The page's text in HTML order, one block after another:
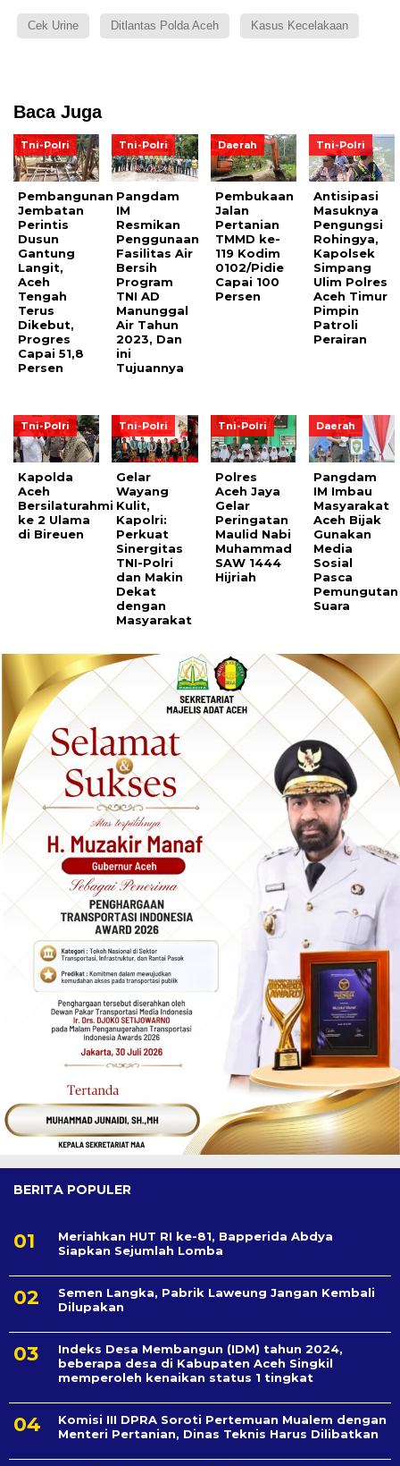
Cek Urine Ditlantas Polda Aceh Kasus Kecelakaan
Baca Juga
Tni-Polri
Pembangunan
Jembatan
Perintis
Dusun
Gantung
Langit,
Aceh
Tengah
Terus
Dikebut,
Progres
Capai 51,8
Persen
Tni-Polri
Pangdam
IM
Resmikan
Penggunaan
Fasilitas Air
Bersih
Program
TNI AD
Manunggal
Air Tahun
2023, Dan
ini
Tujuannya
Daerah
Pembukaan
Jalan
Pertanian
TMMD ke-
119 Kodim
0102/Pidie
Capai 100
Persen
Tni-Polri
Antisipasi
Masuknya
Pengungsi
Rohingya,
Kapolsek
Simpang
Ulim Polres
Aceh Timur
Pimpin
Patroli
Perairan
Tni-Polri
Kapolda
Aceh
Bersilaturahmi
ke 2 Ulama
di Bireuen
Tni-Polri
Gelar
Wayang
Kulit,
Kapolri:
Perkuat
Sinergitas
TNI-Polri
dan Makin
Dekat
dengan
Masyarakat
Tni-Polri
Polres
Aceh Jaya
Gelar
Peringatan
Maulid Nabi
Muhammad
SAW 1444
Hijriah
Daerah
Pangdam
IM Imbau
Masyarakat
Aceh Bijak
Gunakan
Media
Sosial
Pasca
Pemungutan
Suara
BERITA POPULER
Meriahkan HUT RI ke-81, Bapperida Abdya
Siapkan Sejumlah Lomba
Semen Langka, Pabrik Laweung Jangan Kembali
Dilupakan
Indeks Desa Membangun (IDM) tahun 2024,
beberapa desa di Kabupaten Aceh Singkil
memperoleh kenaikan status 1 tingkat
Komisi III DPRA Soroti Pertemuan Mualem dengan
Menteri Pertanian, Dinas Teknis Harus Dilibatkan